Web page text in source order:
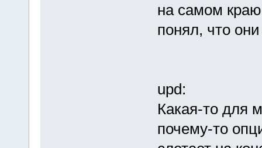
на самом
понял, что
upd:
Какая-то для
почему-то